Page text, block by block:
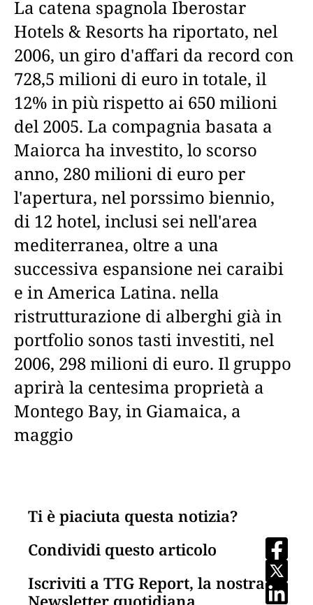
La catena spagnola Iberostar
Hotels & Resorts ha riportato, nel
2006, un giro d'affari da record con
728,5 milioni di euro in totale, il
12% in più rispetto ai 650 milioni
del 2005. La compagnia basata a
Maiorca ha investito, lo scorso
anno, 280 milioni di euro per
l'apertura, nel porssimo biennio,
di 12 hotel, inclusi sei nell'area
mediterranea, oltre a una
successiva espansione nei caraibi
e in America Latina. nella
ristrutturazione di alberghi già in
portfolio sonos tasti investiti, nel
2006, 298 milioni di euro. Il gruppo
aprirà la centesima proprietà a
Montego Bay, in Giamaica, a
maggio
Ti è piaciuta questa notizia?
Condividi questo articolo
Iscriviti a TTG Report, la nostra
Newsletter quotidiana